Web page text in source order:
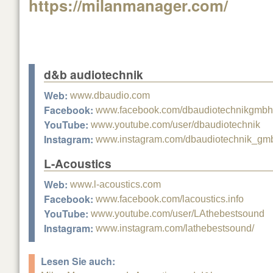
https://milanmanager.com/
d&b audiotechnik
Web: www.dbaudio.com
Facebook: www.facebook.com/dbaudiotechnikgmbh
YouTube: www.youtube.com/user/dbaudiotechnik
Instagram: www.instagram.com/
L-Acoustics
Web: www.l-acoustics.com
Facebook: www.facebook.com/lacoustics.info
YouTube: www.youtube.com/user/LAthebestsound
Instagram: www.instagram.com/lathebestsound/
Lesen Sie auch: